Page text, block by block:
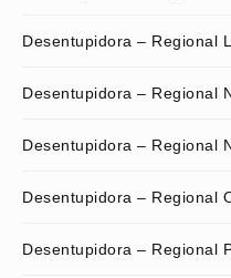
Desentupidora – Regional
Desentupidora – Regional
Desentupidora – Regional
Desentupidora – Regional
Desentupidora – Regional